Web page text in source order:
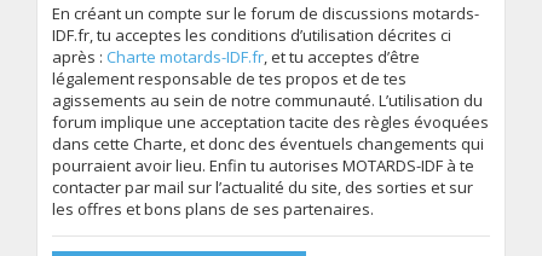
En créant un compte sur le forum de discussions motards-
IDF.fr, tu acceptes les conditions d’utilisation décrites ci
après : Charte motards-IDF.fr, et tu acceptes d’être
légalement responsable de tes propos et de tes
agissements au sein de notre communauté. L’utilisation du
forum implique une acceptation tacite des règles évoquées
dans cette Charte, et donc des éventuels changements qui
pourraient avoir lieu. Enfin tu autorises MOTARDS-IDF à te
contacter par mail sur l’actualité du site, des sorties et sur
les offres et bons plans de ses partenaires.